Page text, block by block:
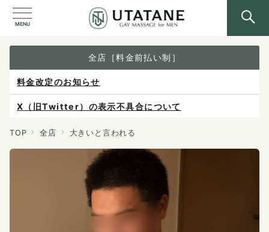
MENU
全店［料金前払い制］
料金改定のお知らせ
X（旧Twitter）の表示不具合について
感染症防止対策について
TOP 全店 大きいと言われる